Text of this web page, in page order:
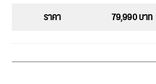
ราคา
79,990 บาท